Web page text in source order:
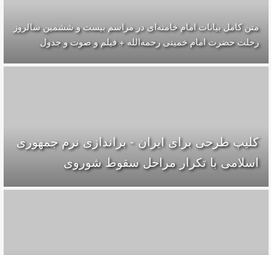
متن کامل بیانات امام خامنه‌ای در مراسم بیست و ششمین سالروز
رحلت حضرت امام خمینی رحمه‌الله + فیلم و صوت و جدول
کلیپ طرحی برای ایران - براندازی نرم جمهوری
اسلامی با تکرار مراحل سقوط شوروی